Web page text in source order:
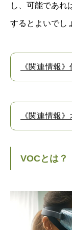
し、可能であれ
するとよいでし
《関連情報
《関連情報
VOCとは？